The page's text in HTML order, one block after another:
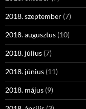
2018. szeptember (7)
2018. augusztus (10)
2018. július (7)
2018. június (11)
2018. május (9)